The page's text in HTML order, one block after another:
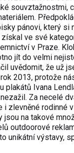
pánovi, který
ve své
v Praze.
jít do velmi
uvědomit, že už
2013, protože
Ivana
Za necelé
zlevněné rodinné
na takové
outdoorové
unikátní výstavy,